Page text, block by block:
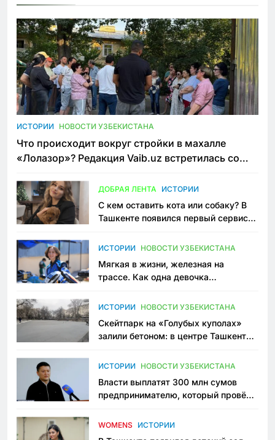
ИСТОРИИ НОВОСТИ УЗБЕКИСТАНА
Что происходит вокруг стройки в махалле
«Лолазор»? Редакция Vaib.uz встретилась со
ДОБРАЯ ЛЕНТА ИСТОРИИ
С кем оставить кота или собаку? В
Ташкенте появился первый сервис
ИСТОРИИ НОВОСТИ УЗБЕКИСТАНА
Мягкая в жизни, железная на
трассе. Как одна девочка
Узбекистане
ИСТОРИИ НОВОСТИ УЗБЕКИСТАНА
Скейтпарк на «Голубых куполах»
залили бетоном: в центре Ташкента
пространство
ИСТОРИИ НОВОСТИ УЗБЕКИСТАНА
Власти выплатят 300 млн сумов
предпринимателю, который провёл
приговору
WOMENS ИСТОРИИ